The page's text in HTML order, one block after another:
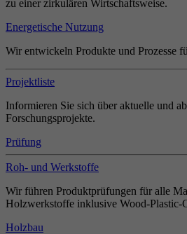
zu einer zirkulären Wirtschaftsweise.
Energetische Nutzung
Wir entwickeln Produkte und Prozesse
Projektliste
Informieren Sie sich über aktuelle und
Forschungsprojekte.
Prüfung
Roh- und Werkstoffe
Wir führen Produktprüfungen für alle
Holzwerkstoffe inklusive Wood-Plastic-
Holzbau